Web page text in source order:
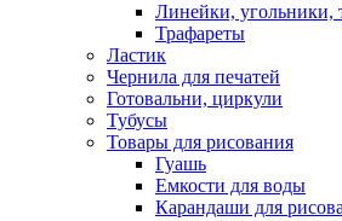
Линейки, угольники,
Трафареты
Ластик
Чернила для печатей
Готовальни, циркули
Тубусы
Товары для рисования
Гуашь
Емкости для воды
Карандаши для